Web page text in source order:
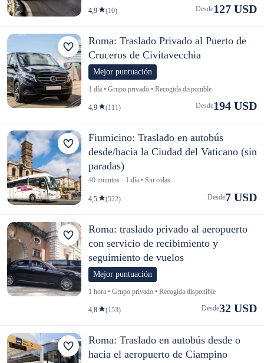
4,9 (10) Desde127 USD
Roma: Traslado Privado al Puerto de
Cruceros de Civitavecchia
Mejor puntuación
1 día • Grupo privado • Recogida disponible
4,9 (111) Desde194 USD
Fiumicino: Traslado en autobús
desde/hacia la Ciudad del Vaticano (sin
paradas)
40 minutos - 1 día • Sin colas
4,5 (522) Desde7 USD
Roma: traslado privado al aeropuerto
con servicio de recibimiento y
seguimiento de vuelos
Mejor puntuación
1 hora • Grupo privado • Recogida disponible
4,8 (153) Desde32 USD
Roma: Traslado en autobús desde o
hacia el aeropuerto de Ciampino